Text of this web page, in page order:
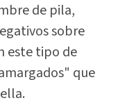
de pila,
sobre
este tipo de
que